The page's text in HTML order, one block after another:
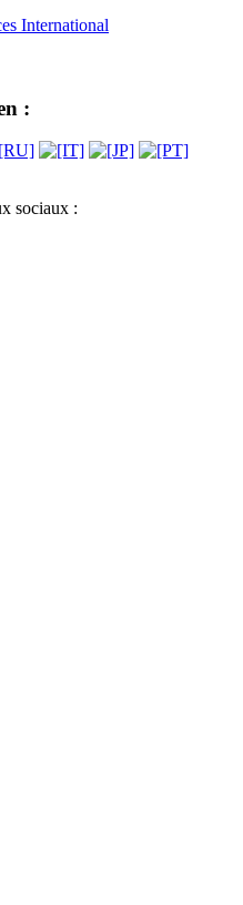
International
:
sociaux :